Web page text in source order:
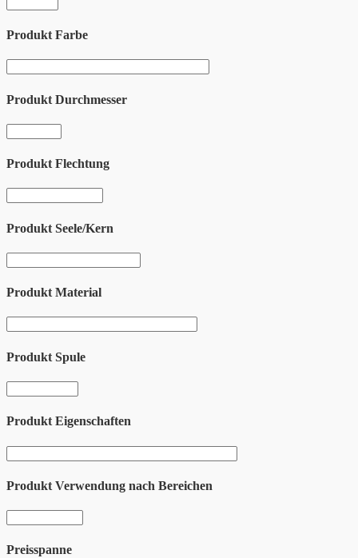
Produkt Farbe
Produkt Durchmesser
Produkt Flechtung
Produkt Seele/Kern
Produkt Material
Produkt Spule
Produkt Eigenschaften
Produkt Verwendung nach Bereichen
Preisspanne